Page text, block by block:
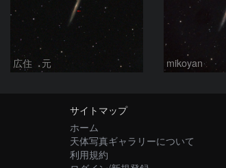
広住 元 mikoyan
サイトマップ
ホーム
天体写真ギャラリーについて
利用規約